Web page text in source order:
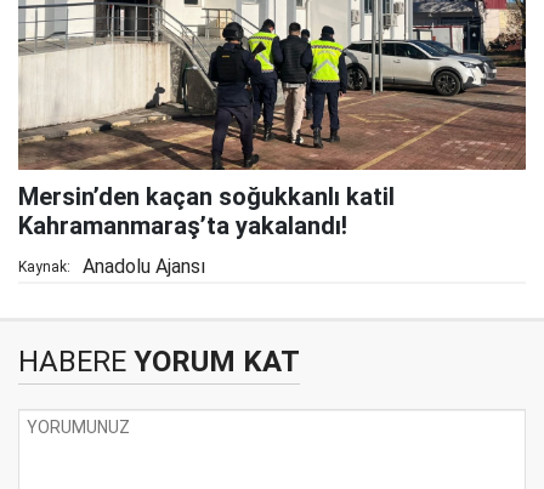
Mersin’den kaçan soğukkanlı katil
Kahramanmaraş’ta yakalandı!
Kaynak: Anadolu Ajansı
HABERE YORUM KAT